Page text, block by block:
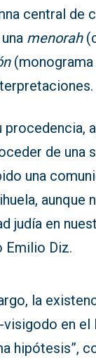
central de
menorah
(monograma
procedencia,
de una
una
aunque
judía en
Emilio Diz.
la
en el
hipótesis”,